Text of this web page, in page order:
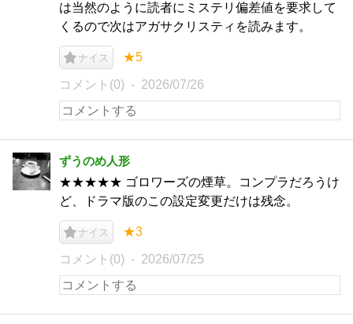
は当然のように読者にミステリ偏差値を要求して
くるので次はアガサクリスティを読みます。
ナイス ★5
コメント(0) 2026/07/26
ずうのめ人形
★★★★★ ゴロワーズの煙草。コンプラだろうけ
ど、ドラマ版のこの設定変更だけは残念。
ナイス ★3
コメント(0) 2026/07/25